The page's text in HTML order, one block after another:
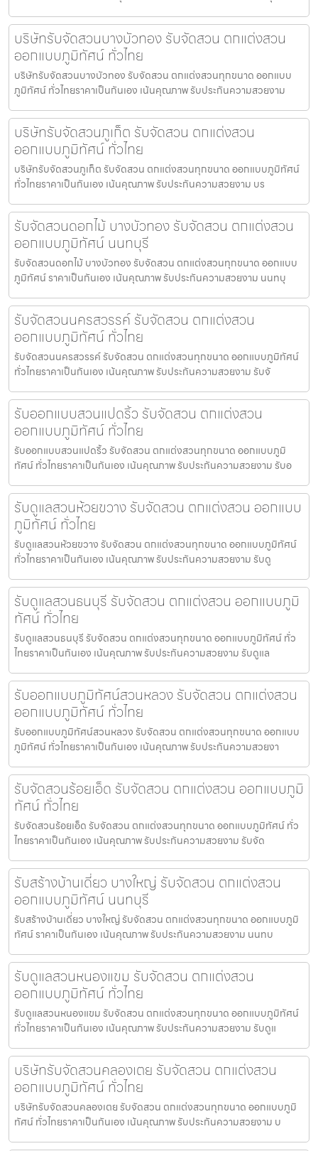
บริษัทรับจัดสวนบางบัวทอง รับจัดสวน ตกแต่งสวน
ออกแบบภูมิทัศน์ ทั่วไทย
บริษัทรับจัดสวนบางบัวทอง รับจัดสวน ตกแต่งสวนทุกขนาด ออกแบบ
ภูมิทัศน์ ทั่วไทยราคาเป็นกันเอง เน้นคุณภาพ รับประกันความสวยงาม
บริษัทรับจัดสวนภูเก็ต รับจัดสวน ตกแต่งสวน
ออกแบบภูมิทัศน์ ทั่วไทย
บริษัทรับจัดสวนภูเก็ต รับจัดสวน ตกแต่งสวนทุกขนาด ออกแบบภูมิทัศน์
ทั่วไทยราคาเป็นกันเอง เน้นคุณภาพ รับประกันความสวยงาม บร
รับจัดสวนดอกไม้ บางบัวทอง รับจัดสวน ตกแต่งสวน
ออกแบบภูมิทัศน์ นนทบุรี
รับจัดสวนดอกไม้ บางบัวทอง รับจัดสวน ตกแต่งสวนทุกขนาด ออกแบบ
ภูมิทัศน์ ราคาเป็นกันเอง เน้นคุณภาพ รับประกันความสวยงาม นนทบุ
รับจัดสวนนครสวรรค์ รับจัดสวน ตกแต่งสวน
ออกแบบภูมิทัศน์ ทั่วไทย
รับจัดสวนนครสวรรค์ รับจัดสวน ตกแต่งสวนทุกขนาด ออกแบบภูมิทัศน์
ทั่วไทยราคาเป็นกันเอง เน้นคุณภาพ รับประกันความสวยงาม รับจั
รับออกแบบสวนแปดริ้ว รับจัดสวน ตกแต่งสวน
ออกแบบภูมิทัศน์ ทั่วไทย
รับออกแบบสวนแปดริ้ว รับจัดสวน ตกแต่งสวนทุกขนาด ออกแบบภูมิ
ทัศน์ ทั่วไทยราคาเป็นกันเอง เน้นคุณภาพ รับประกันความสวยงาม รับอ
รับดูแลสวนห้วยขวาง รับจัดสวน ตกแต่งสวน ออกแบบ
ภูมิทัศน์ ทั่วไทย
รับดูแลสวนห้วยขวาง รับจัดสวน ตกแต่งสวนทุกขนาด ออกแบบภูมิทัศน์
ทั่วไทยราคาเป็นกันเอง เน้นคุณภาพ รับประกันความสวยงาม รับดู
รับดูแลสวนธนบุรี รับจัดสวน ตกแต่งสวน ออกแบบภูมิ
ทัศน์ ทั่วไทย
รับดูแลสวนธนบุรี รับจัดสวน ตกแต่งสวนทุกขนาด ออกแบบภูมิทัศน์ ทั่ว
ไทยราคาเป็นกันเอง เน้นคุณภาพ รับประกันความสวยงาม รับดูแล
รับออกแบบภูมิทัศน์สวนหลวง รับจัดสวน ตกแต่งสวน
ออกแบบภูมิทัศน์ ทั่วไทย
รับออกแบบภูมิทัศน์สวนหลวง รับจัดสวน ตกแต่งสวนทุกขนาด ออกแบบ
ภูมิทัศน์ ทั่วไทยราคาเป็นกันเอง เน้นคุณภาพ รับประกันความสวยงา
รับจัดสวนร้อยเอ็ด รับจัดสวน ตกแต่งสวน ออกแบบภูมิ
ทัศน์ ทั่วไทย
รับจัดสวนร้อยเอ็ด รับจัดสวน ตกแต่งสวนทุกขนาด ออกแบบภูมิทัศน์ ทั่ว
ไทยราคาเป็นกันเอง เน้นคุณภาพ รับประกันความสวยงาม รับจัด
รับสร้างบ้านเดี่ยว บางใหญ่ รับจัดสวน ตกแต่งสวน
ออกแบบภูมิทัศน์ นนทบุรี
รับสร้างบ้านเดี่ยว บางใหญ่ รับจัดสวน ตกแต่งสวนทุกขนาด ออกแบบภูมิ
ทัศน์ ราคาเป็นกันเอง เน้นคุณภาพ รับประกันความสวยงาม นนทบ
รับดูแลสวนหนองแขม รับจัดสวน ตกแต่งสวน
ออกแบบภูมิทัศน์ ทั่วไทย
รับดูแลสวนหนองแขม รับจัดสวน ตกแต่งสวนทุกขนาด ออกแบบภูมิทัศน์
ทั่วไทยราคาเป็นกันเอง เน้นคุณภาพ รับประกันความสวยงาม รับดูแ
บริษัทรับจัดสวนคลองเตย รับจัดสวน ตกแต่งสวน
ออกแบบภูมิทัศน์ ทั่วไทย
บริษัทรับจัดสวนคลองเตย รับจัดสวน ตกแต่งสวนทุกขนาด ออกแบบภูมิ
ทัศน์ ทั่วไทยราคาเป็นกันเอง เน้นคุณภาพ รับประกันความสวยงาม บ